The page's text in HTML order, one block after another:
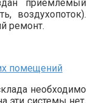
приемлемый
воздухопоток).
ремонт.
необходимо